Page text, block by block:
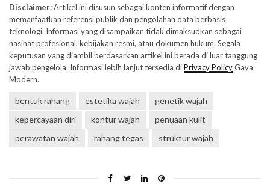
Disclaimer:Artikel ini disusun sebagai konten informatif dengan
memanfaatkan referensi publik dan pengolahan data berbasis
teknologi. Informasi yang disampaikan tidak dimaksudkan sebagai
nasihat profesional, kebijakan resmi, atau dokumen hukum. Segala
keputusan yang diambil berdasarkan artikel ini berada di luar tanggung
jawab pengelola. Informasi lebih lanjut tersedia diPrivacy PolicyGaya
Modern.
bentuk rahang estetika wajah
genetik wajah
kepercayaan diri
kontur wajah
penuaan kulit
perawatan wajah
rahang tegas struktur wajah